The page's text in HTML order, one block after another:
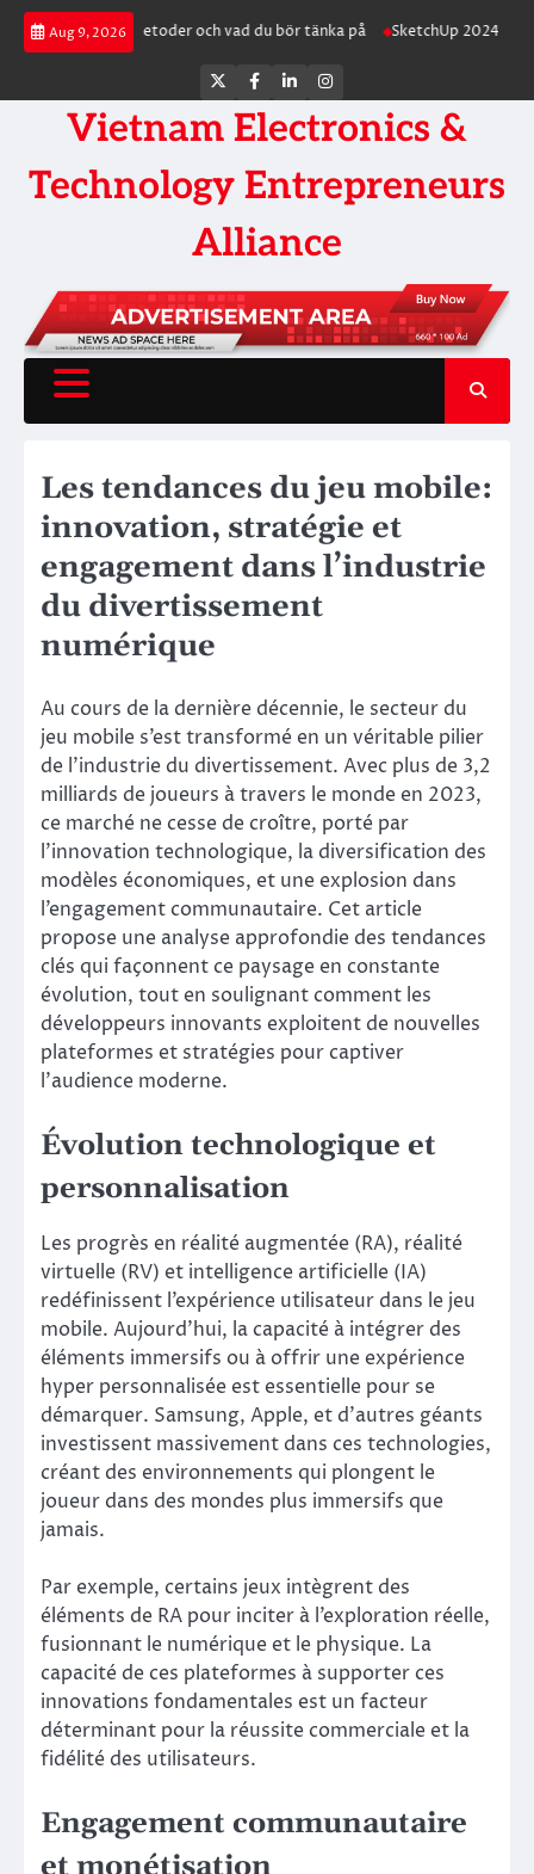
Skip
Aug 9, 2026
casino: metoder och vad du bör tänka på SketchUp 2024
Twitter
Facebook
LinkedInInstagram
Vietnam Electronics &
Technology Entrepreneurs
Alliance
Les tendances du jeu mobile:
innovation, stratégie et
engagement dans l’industrie
du divertissement
numérique
Au cours de la dernière décennie, le secteur du
jeu mobile s’est transformé en un véritable pilier
de l’industrie du divertissement. Avec plus de 3,2
milliards de joueurs à travers le monde en 2023,
ce marché ne cesse de croître, porté par
l’innovation technologique, la diversification des
modèles économiques, et une explosion dans
l’engagement communautaire. Cet article
propose une analyse approfondie des tendances
clés qui façonnent ce paysage en constante
évolution, tout en soulignant comment les
développeurs innovants exploitent de nouvelles
plateformes et stratégies pour captiver
l’audience moderne.
Évolution technologique et
personnalisation
Les progrès en réalité augmentée (RA), réalité
virtuelle (RV) et intelligence artificielle (IA)
redéfinissent l’expérience utilisateur dans le jeu
mobile. Aujourd’hui, la capacité à intégrer des
éléments immersifs ou à offrir une expérience
hyper personnalisée est essentielle pour se
démarquer. Samsung, Apple, et d’autres géants
investissent massivement dans ces technologies,
créant des environnements qui plongent le
joueur dans des mondes plus immersifs que
jamais.
Par exemple, certains jeux intègrent des
éléments de RA pour inciter à l’exploration réelle,
fusionnant le numérique et le physique. La
capacité de ces plateformes à supporter ces
innovations fondamentales est un facteur
déterminant pour la réussite commerciale et la
fidélité des utilisateurs.
Engagement communautaire